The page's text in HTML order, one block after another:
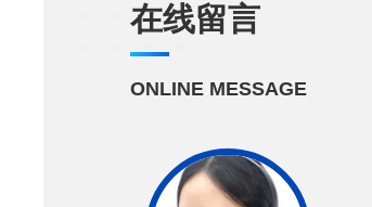
在线留言
ONLINE MESSAGE